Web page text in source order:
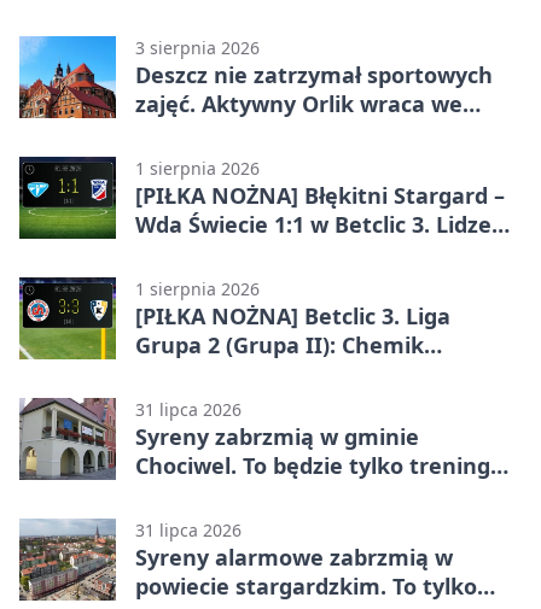
3 sierpnia 2026
Deszcz nie zatrzymał sportowych
zajęć. Aktywny Orlik wraca we
1 sierpnia 2026
[PIŁKA NOŻNA] Błękitni Stargard –
Wda Świecie 1:1 w Betclic 3. Lidze
1 sierpnia 2026
[PIŁKA NOŻNA] Betclic 3. Liga
Grupa 2 (Grupa II): Chemik
Stargard 3:3
31 lipca 2026
Syreny zabrzmią w gminie
Chociwel. To będzie tylko trening
31 lipca 2026
Syreny alarmowe zabrzmią w
powiecie stargardzkim. To tylko